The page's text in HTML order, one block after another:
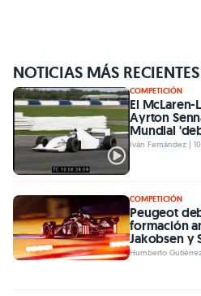
NOTICIAS MÁS RECIENTES
COMPETICIÓN
El
Ayrton
Mundial
Iván Fernández |
COMPETICIÓN
Peugeot
formación
Jakobsen y
Humberto